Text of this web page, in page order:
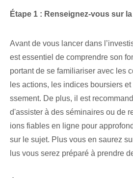
Étape 1 : Renseignez-vous sur
Avant de vous lancer dans
est essentiel de comprendre son
portant de se familiariser avec les
les actions, les indices boursiers
ssement. De plus, il est
d'assister à des séminaires ou de
ions fiables en ligne pour
sur le sujet. Plus vous en saurez
lus vous serez préparé à prendre